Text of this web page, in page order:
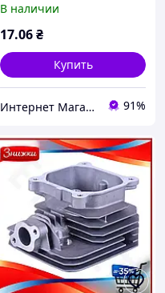
ретро мотоциклов
запчасти тракторов СССР
В наличии
17.06₴
Купить
Интернет Магазин Лавка Старьевщика Вадима БУ запчастей и товаров СССР !!! 91%